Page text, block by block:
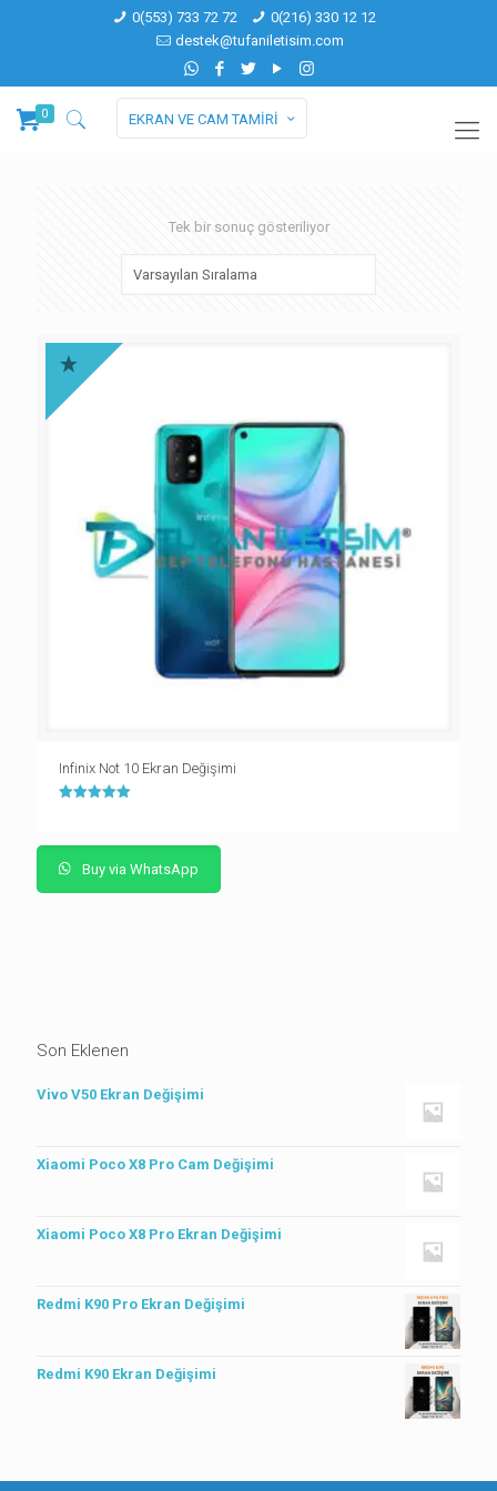
0(553) 733 72 72
0(216) 330 12 12
destek@tufaniletisim.com
0 EKRAN VE CAM TAMİRİ
Tek bir sonuç gösteriliyor
Infinix Not 10 Ekran Değişimi
Buy via WhatsApp
Son Eklenen
Vivo V50 Ekran Değişimi
Xiaomi Poco X8 Pro Cam Değişimi
Xiaomi Poco X8 Pro Ekran Değişimi
Redmi K90 Pro Ekran Değişimi
Redmi K90 Ekran Değişimi